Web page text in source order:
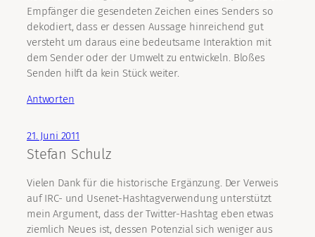
Empfänger die gesendeten Zeichen eines Senders so
dekodiert, dass er dessen Aussage hinreichend gut
versteht um daraus eine bedeutsame Interaktion mit
dem Sender oder der Umwelt zu entwickeln. Bloßes
Senden hilft da kein Stück weiter.
Antworten
21. Juni 2011
Stefan Schulz
Vielen Dank für die historische Ergänzung. Der Verweis
auf IRC- und Usenet-Hashtagverwendung unterstützt
mein Argument, dass der Twitter-Hashtag eben etwas
ziemlich Neues ist, dessen Potenzial sich weniger aus